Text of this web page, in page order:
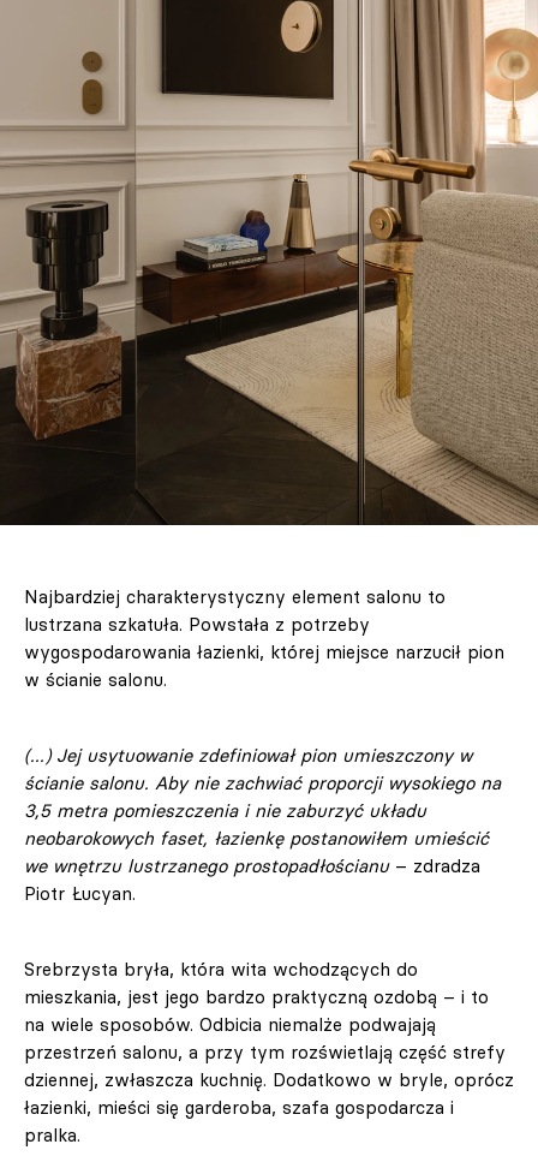
Najbardziej charakterystyczny element salonu to
lustrzana szkatuła. Powstała z potrzeby
wygospodarowania łazienki, której miejsce narzucił pion
w ścianie salonu.
(...) Jej usytuowanie zdefiniował pion umieszczony w
ścianie salonu. Aby nie zachwiać proporcji wysokiego na
3,5 metra pomieszczenia i nie zaburzyć układu
neobarokowych faset, łazienkę postanowiłem umieścić
we wnętrzu lustrzanego prostopadłościanu– zdradza
Piotr Łucyan.
Srebrzysta bryła, która wita wchodzących do
mieszkania, jest jego bardzo praktyczną ozdobą – i to
na wiele sposobów. Odbicia niemalże podwajają
przestrzeń salonu, a przy tym rozświetlają część strefy
dziennej, zwłaszcza kuchnię. Dodatkowo w bryle, oprócz
łazienki, mieści się garderoba, szafa gospodarcza i
pralka.